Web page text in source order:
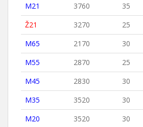
M21
3760 35
Ž21
3270 25
M65
2170 30
M55
2870 25
M45
2830 30
M35
3520 30
M20
3520 30